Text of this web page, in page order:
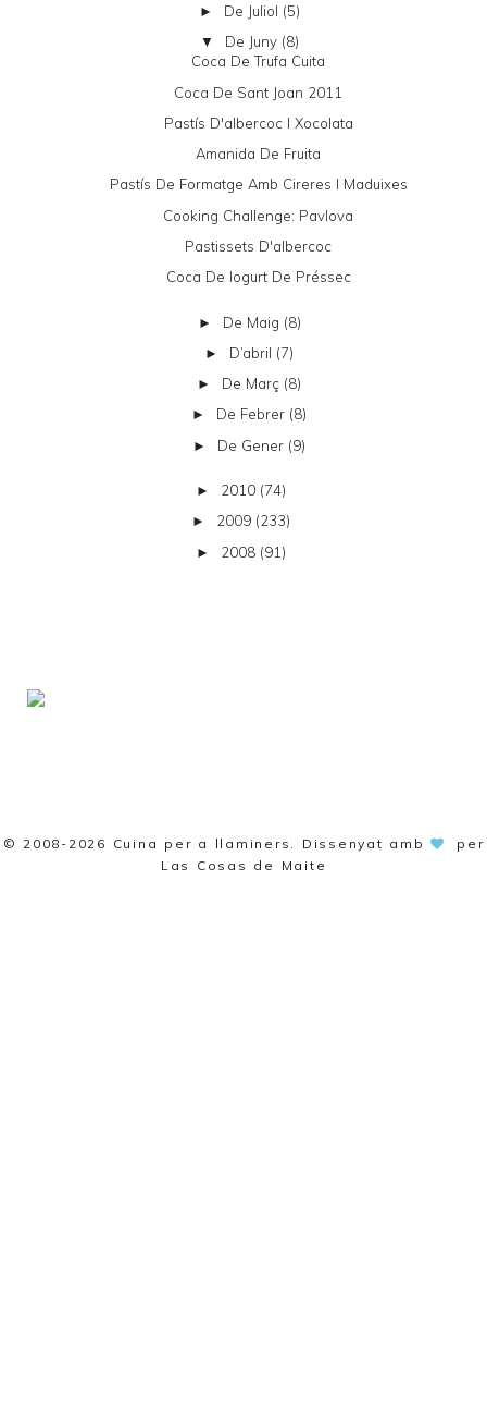
► De Juliol (5)
▼ De Juny (8)
Coca De Trufa Cuita
Coca De Sant Joan 2011
Pastís D'albercoc I Xocolata
Amanida De Fruita
Pastís De Formatge Amb Cireres I Maduixes
Cooking Challenge: Pavlova
Pastissets D'albercoc
Coca De Iogurt De Préssec
► De Maig (8)
► D’abril (7)
► De Març (8)
► De Febrer (8)
► De Gener (9)
► 2010 (74)
► 2009 (233)
► 2008 (91)
© 2008-2026 Cuina per a llaminers . Dissenyat amb
per
Las Cosas de Maite